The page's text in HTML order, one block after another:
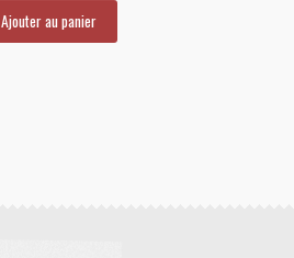
Ajouter au panier